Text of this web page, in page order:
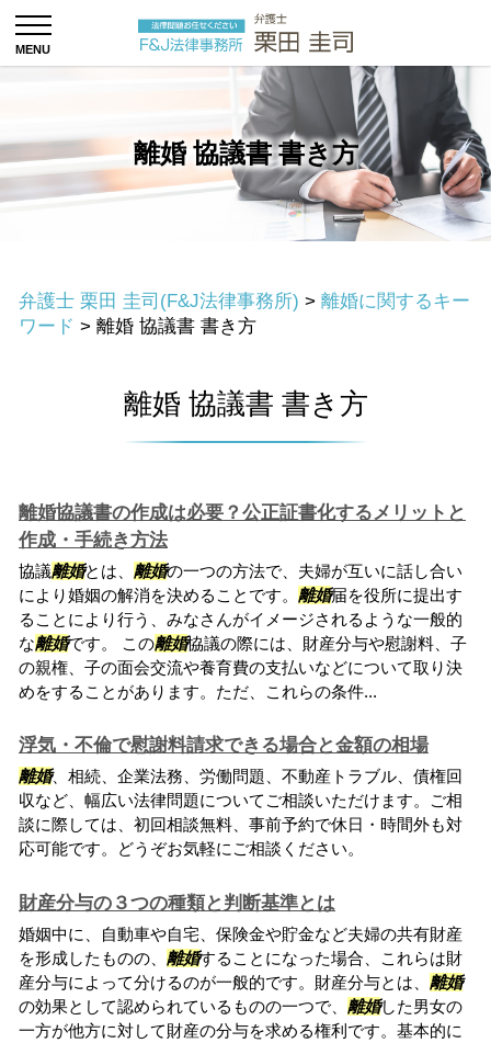
離婚 協議書 書き方
弁護士 栗田 圭司(F&J法律事務所) > 離婚に関するキー
ワード > 離婚 協議書 書き方
離婚 協議書 書き方
離婚協議書の作成は必要？公正証書化するメリットと
作成・手続き方法
協議離婚とは、 離婚の一つの方法で、夫婦が互いに話し合い
により婚姻の解消を決めることです。 離婚届を役所に提出す
ることにより行う、みなさんがイメージされるような一般的
な離婚です。 この離婚協議の際には、財産分与や慰謝料、子
の親権、子の面会交流や養育費の支払いなどについて取り決
めをすることがあります。ただ、これらの条件...
浮気・不倫で慰謝料請求できる場合と金額の相場
離婚、相続、企業法務、労働問題、不動産トラブル、債権回
収など、幅広い法律問題についてご相談いただけます。ご相
談に際しては、初回相談無料、事前予約で休日・時間外も対
応可能です。どうぞお気軽にご相談ください。
財産分与の３つの種類と判断基準とは
婚姻中に、自動車や自宅、保険金や貯金など夫婦の共有財産
を形成したものの、 離婚することになった場合、これらは財
産分与によって分けるのが一般的です。財産分与とは、 離婚
の効果として認められているものの一つで、 離婚した男女の
一方が他方に対して財産の分与を求める権利です。基本的に